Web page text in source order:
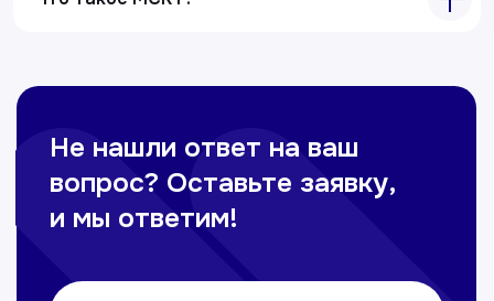
Сайт сделан вfuture-group.uz
Политика обработки персональных данных
© Copyright — 2025, TTD